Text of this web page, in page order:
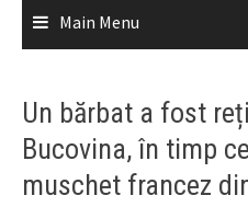
Main Menu
Un bărbat a fost
Bucovina, în timp
muschet francez